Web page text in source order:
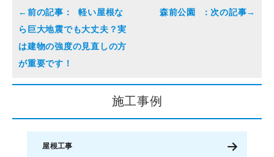
軽い屋根な
ら巨大地震でも大丈夫？実
は建物の強度の見直しの方
が重要です！
森前公園
施工事例
屋根工事